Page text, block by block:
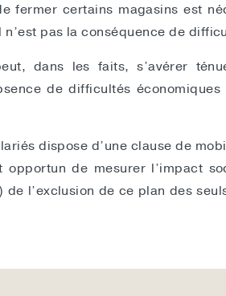
fermer certains magasins est
pas la conséquence de
dans les faits, s’avérer
de difficultés
dispose d’une clause de
de mesurer l’impact
l’exclusion de ce plan des